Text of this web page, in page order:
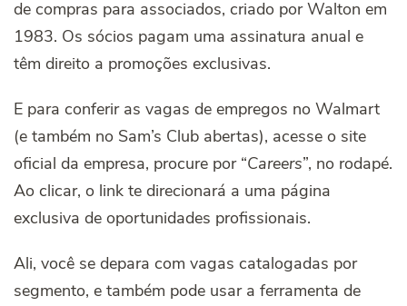
de compras para associados, criado por Walton em
1983. Os sócios pagam uma assinatura anual e
têm direito a promoções exclusivas.
E para conferir as vagas de empregos no Walmart
(e também no Sam’s Club abertas), acesse o site
oficial da empresa, procure por “Careers”, no rodapé.
Ao clicar, o link te direcionará a uma página
exclusiva de oportunidades profissionais.
Ali, você se depara com vagas catalogadas por
segmento, e também pode usar a ferramenta de